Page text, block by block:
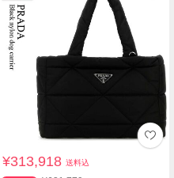
¥313,918送料込